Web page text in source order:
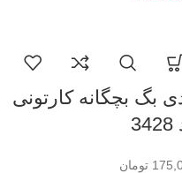
بگ بچگانه کارتونی
تومان